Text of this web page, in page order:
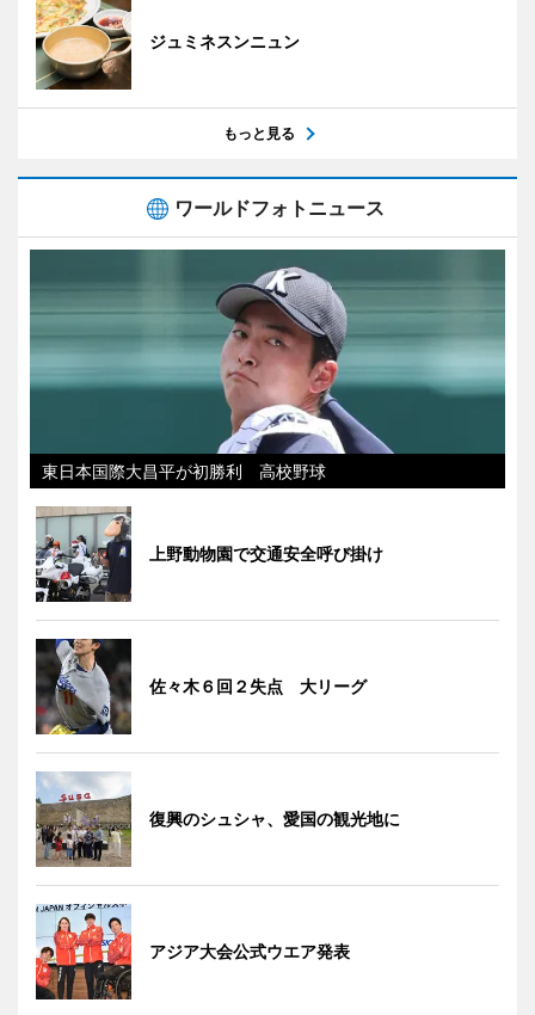
ジュミネスンニュン
もっと見る
ワールドフォトニュース
東日本国際大昌平が初勝利 高校野球
上野動物園で交通安全呼び掛け
佐々木６回２失点 大リーグ
復興のシュシャ、愛国の観光地に
アジア大会公式ウエア発表